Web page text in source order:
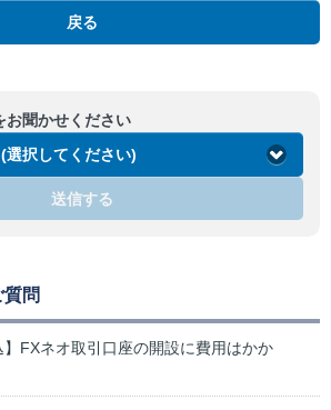
戻る
お聞かせください
(選択してください)
送信する
問
】FXネオ取引口座の開設に費用はかか